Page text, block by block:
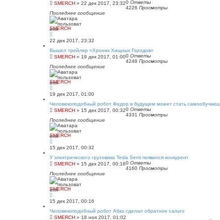
SMERCH » 22 дек 2017, 23:320 Ответы
4226 Просмотры
Последнее сообщение
SMERCH
22 дек 2017, 23:32
Вышел трейлер «Хроник Хищных Городов»
SMERCH » 19 дек 2017, 01:000 Ответы
4248 Просмотры
Последнее сообщение
SMERCH
19 дек 2017, 01:00
Человекоподобный робот Федор в будущем может стать
SMERCH » 15 дек 2017, 00:320 Ответы
4331 Просмотры
Последнее сообщение
SMERCH
15 дек 2017, 00:32
У электрического грузовика Tesla Semi появился конкурент
SMERCH » 15 дек 2017, 00:160 Ответы
4160 Просмотры
Последнее сообщение
SMERCH
15 дек 2017, 00:16
Человекоподобный робот Atlas сделал обратное сальто
SMERCH » 18 ноя 2017, 01:02